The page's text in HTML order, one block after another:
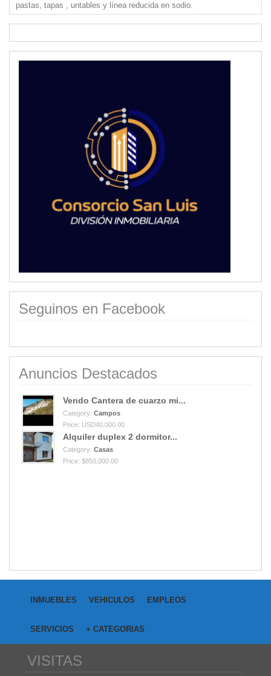
pastas, tapas , untables y línea reducida en sodio.
Seguinos en Facebook
Anuncios Destacados
Vendo Cantera de cuarzo mi...
Category: Campos
Price: USD40,000.00
Alquiler duplex 2 dormitor...
Category: Casas
Price: $850,000.00
INMUEBLES VEHICULOS EMPLEOS
SERVICIOS + CATEGORIAS
VISITAS